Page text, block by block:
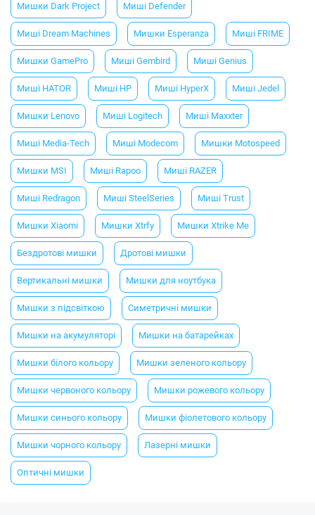
Мишки Dark Project Миші Defender
Миші Dream Machines Мишки Esperanza Миші FRIME
Мишки GamePro Миші Gembird Миші Genius
Миші HATOR Миші HP Миші HyperX Миші Jedel
Мишки Lenovo Миші Logitech Миші Maxxter
Миші Media-Tech Миші Modecom Мишки Motospeed
Мишки MSI Миші Rapoo Миші RAZER
Миші Redragon Миші SteelSeries Миші Trust
Мишки Xiaomi Мишки Xtrfy Мишки Xtrike Me
Бездротові мишки Дротові мишки
Вертикальні мишки Мишки для ноутбука
Мишки з підсвіткою Симетричні мишки
Мишки на акумуляторі Мишки на батарейках
Мишки білого кольору Мишки зеленого кольору
Мишки червоного кольору Мишки рожевого кольору
Мишки синього кольору Мишки фіолетового кольору
Мишки чорного кольору Лазерні мишки
Оптичні мишки